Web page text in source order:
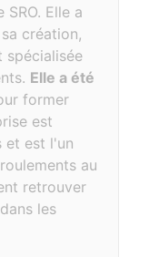
Elle a
création,
spécialisée
Elle a été
former
est
et est l'un
au
retrouver
les